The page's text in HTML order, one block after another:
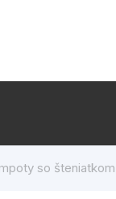
so šteniatkom